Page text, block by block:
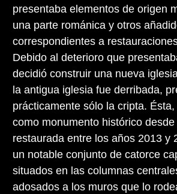
presentaba elementos de origen
una parte románica y otros
correspondientes a
Debido al deterioro que
decidió construir una nueva
la antigua iglesia fue derribada,
prácticamente sólo la cripta.
como monumento histórico
restaurada entre los años 2013 y
un notable conjunto de catorce
situados en las columnas
adosados a los muros que lo